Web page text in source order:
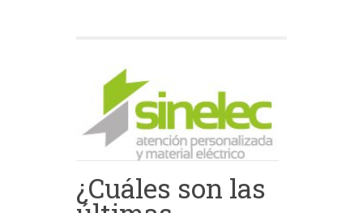
¿Cuáles son las